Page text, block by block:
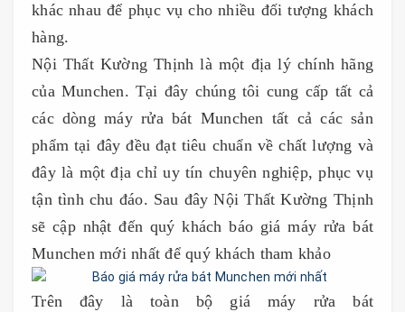
khác nhau để phục vụ cho nhiều đối tượng khách
hàng.
Nội Thất Kường Thịnh là một địa lý chính hãng
của Munchen. Tại đây chúng tôi cung cấp tất cả
các dòng máy rửa bát Munchen tất cả các sản
phẩm tại đây đều đạt tiêu chuẩn về chất lượng và
đây là một địa chỉ uy tín chuyên nghiệp, phục vụ
tận tình chu đáo. Sau đây Nội Thất Kường Thịnh
sẽ cập nhật đến quý khách báo giá máy rửa bát
Munchen mới nhất để quý khách tham khảo
Trên đây là toàn bộ giá máy rửa bát